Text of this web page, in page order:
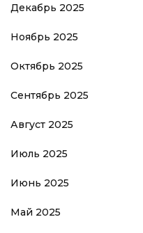
Декабрь 2025
Ноябрь 2025
Октябрь 2025
Сентябрь 2025
Август 2025
Июль 2025
Июнь 2025
Май 2025